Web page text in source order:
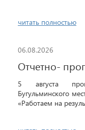
читать полностью
06.08.2026
Отчетно-
5 августа
Бугульминского
«Работаем на